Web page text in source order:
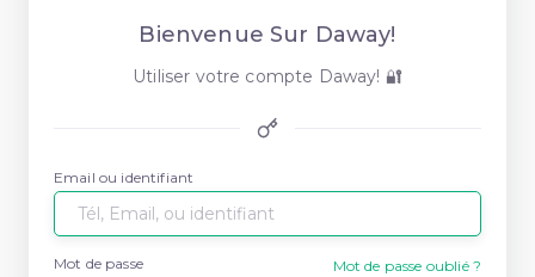
Bienvenue Sur Daway!
Utiliser votre compte Daway! 🔐
Email ou identifiant
Mot de passe Mot de passe oublié ?